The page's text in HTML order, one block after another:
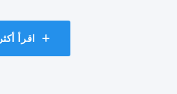
اقرأ أكثر